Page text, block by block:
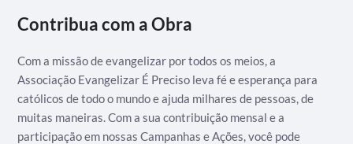
Contribua com a Obra
Com a missão de evangelizar por todos os meios, a
Associação Evangelizar É Preciso leva fé e esperança para
católicos de todo o mundo e ajuda milhares de pessoas, de
muitas maneiras. Com a sua contribuição mensal e a
participação em nossas Campanhas e Ações, você pode